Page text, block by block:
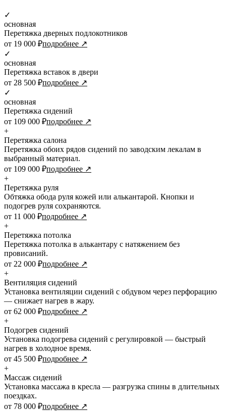
✓
основная
Перетяжка дверных подлокотников
от 19 000 ₽подробнее ↗
✓
основная
Перетяжка вставок в двери
от 28 500 ₽подробнее ↗
✓
основная
Перетяжка сидений
от 109 000 ₽подробнее ↗
+
Перетяжка салона
Перетяжка обоих рядов сидений по заводским лекалам в
выбранный материал.
от 109 000 ₽подробнее ↗
+
Перетяжка руля
Обтяжка обода руля кожей или алькантарой. Кнопки и
подогрев руля сохраняются.
от 11 000 ₽подробнее ↗
+
Перетяжка потолка
Перетяжка потолка в алькантару с натяжением без
провисаний.
от 22 000 ₽подробнее ↗
+
Вентиляция сидений
Установка вентиляции сидений с обдувом через перфорацию
— снижает нагрев в жару.
от 62 000 ₽подробнее ↗
+
Подогрев сидений
Установка подогрева сидений с регулировкой — быстрый
нагрев в холодное время.
от 45 500 ₽подробнее ↗
+
Массаж сидений
Установка массажа в кресла — разгрузка спины в длительных
поездках.
от 78 000 ₽подробнее ↗